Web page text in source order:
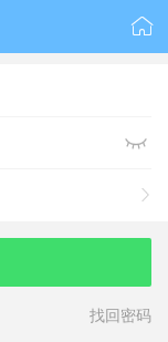



找回密码